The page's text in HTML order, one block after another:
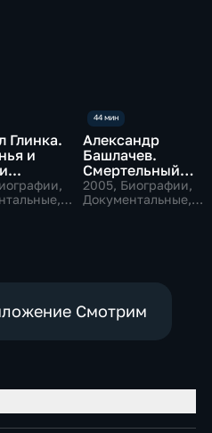
Глинка.
и
Александр
Башлачев.
Смертельный
полет
2005, Биографии,
Документальные,
Смотрим